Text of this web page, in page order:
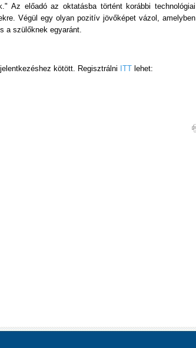
Az előadó az oktatásba történt korábbi technológiai
Végül egy olyan pozitív jövőképet vázol, amelyben
a szülőknek egyaránt.
kötött. Regisztrálni ITT lehet: